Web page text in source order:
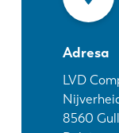
Adresa
LVD
8560
Objavte LVD
Príbehy
Podujatia
Stredisko zdrojov
Priemyselné